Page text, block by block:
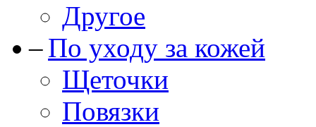
Другое
По уходу за кожей
Щеточки
Повязки